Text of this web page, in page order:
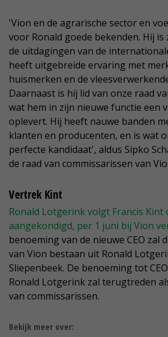
'Vion en de agrarische sector en
voor Ronald goede bekenden. Hij
de uitdagingen van de
heeft uitgebreide ervaring met
huismerken en de
Daarnaast is hij lid van onze raad
wat hem in zijn nieuwe functie een
oplevert. Hij heeft nauwe banden
klanten en producenten, en is wat
perfecte kandidaat', aldus Sipko
de raad van commissarissen van
Vertrek Kint
Ronald Lotgerink volgt Francis Kint
aangekondigd, per 1 juni bij Vion
benoeming van de nieuwe CEO zal
van Vion bestaan uit Ronald
Sliepenbeek. De benoeming tot
Ronald Lotgerink zal terugtreden
van commissarissen.
Bekijk meer over: